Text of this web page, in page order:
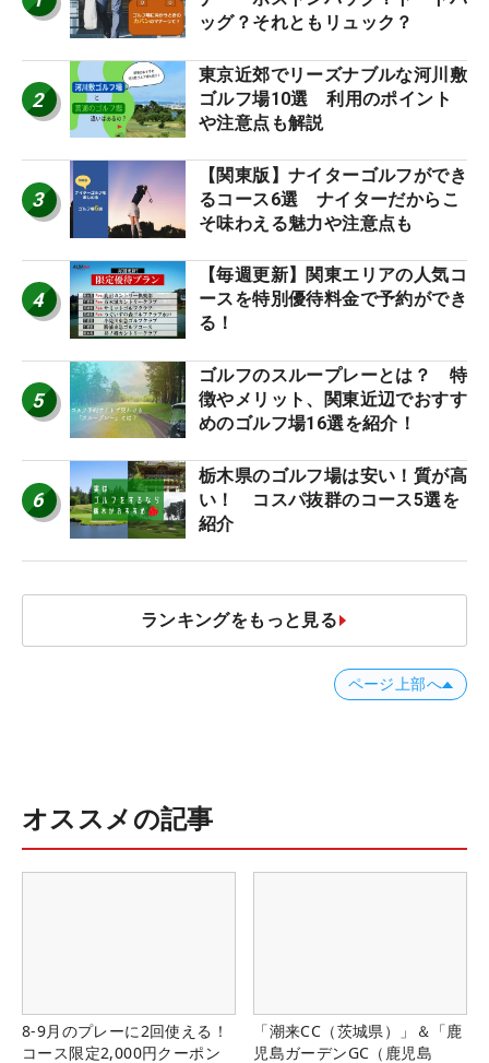
ッグ？それともリュック？
2
東京近郊でリーズナブルな河川敷
ゴルフ場10選 利用のポイント
や注意点も解説
3
【関東版】ナイターゴルフができ
るコース6選 ナイターだからこ
そ味わえる魅力や注意点も
4
【毎週更新】関東エリアの人気コ
ースを特別優待料金で予約ができ
る！
5
ゴルフのスループレーとは？ 特
徴やメリット、関東近辺でおすす
めのゴルフ場16選を紹介！
6
栃木県のゴルフ場は安い！質が高
い！ コスパ抜群のコース5選を
紹介
ランキングをもっと見る
ページ上部へ
オススメの記事
8-9月のプレーに2回使える！
コース限定2,000円クーポン
「潮来CC（茨城県）」＆「鹿
児島ガーデンGC（鹿児島